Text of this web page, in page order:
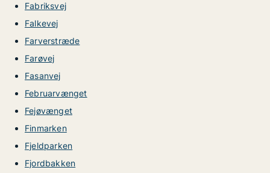
Fabriksvej
Falkevej
Farverstræde
Farøvej
Fasanvej
Februarvænget
Fejøvænget
Finmarken
Fjeldparken
Fjordbakken